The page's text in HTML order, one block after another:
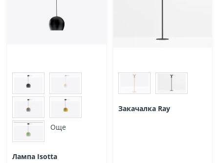
Още
Лампа Isotta
Закачалка Ray